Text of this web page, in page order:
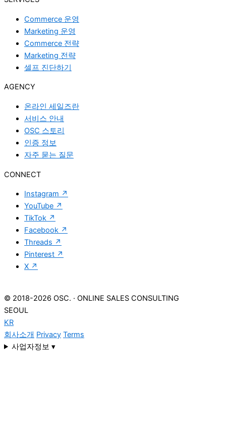
Commerce 운영
Marketing 운영
Commerce 전략
Marketing 전략
셀프 진단하기
AGENCY
온라인 세일즈란
서비스 안내
OSC 스토리
인증 정보
자주 묻는 질문
CONNECT
Instagram ↗
YouTube ↗
TikTok ↗
Facebook ↗
Threads ↗
Pinterest ↗
X ↗
© 2018-2026 OSC. · ONLINE SALES CONSULTING
SEOUL
KR
회사소개 Privacy Terms
사업자정보 ▾